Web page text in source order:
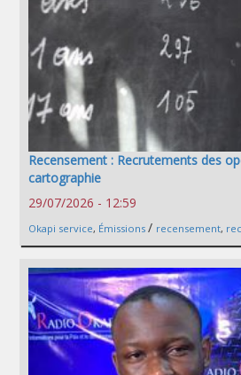
Recensement : Recrutements des
cartographie
29/07/2026 - 12:59
Okapi service, Émissions / recensement,